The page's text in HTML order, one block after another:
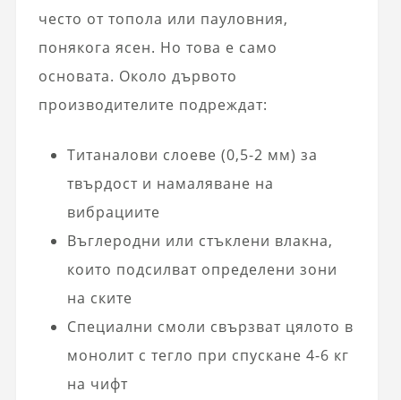
често от топола или пауловния,
понякога ясен. Но това е само
основата. Около дървото
производителите подреждат:
Титаналови слоеве (0,5-2 мм) за
твърдост и намаляване на
вибрациите
Въглеродни или стъклени влакна,
които подсилват определени зони
на ските
Специални смоли свързват цялото в
монолит с тегло при спускане 4-6 кг
на чифт